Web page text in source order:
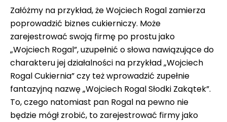
Załóżmy na przykład, że Wojciech Rogal zamierza
poprowadzić biznes cukierniczy. Może
zarejestrować swoją firmę po prostu jako
„Wojciech Rogal”, uzupełnić o słowa nawiązujące do
charakteru jej działalności na przykład „Wojciech
Rogal Cukiernia” czy też wprowadzić zupełnie
fantazyjną nazwę „Wojciech Rogal Słodki Zakątek”.
To, czego natomiast pan Rogal na pewno nie
będzie mógł zrobić, to zarejestrować firmy jako